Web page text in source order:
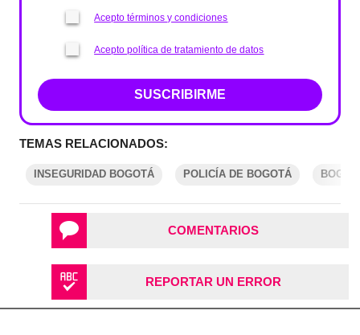
Acepto términos y condiciones
Acepto política de tratamiento de datos
SUSCRIBIRME
TEMAS RELACIONADOS:
INSEGURIDAD BOGOTÁ POLICÍA DE BOGOTÁ
COMENTARIOS
REPORTAR UN ERROR